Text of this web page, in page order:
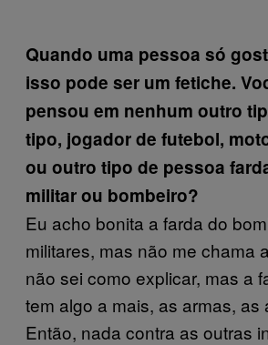
Quando uma pessoa só
isso pode ser um fetiche.
pensou em nenhum outro
tipo, jogador de futebol,
ou outro tipo de pessoa
militar ou bombeiro?
Eu acho bonita a farda do
militares, mas não me chama
não sei como explicar, mas a
tem algo a mais, as armas,
Então, nada contra as outras